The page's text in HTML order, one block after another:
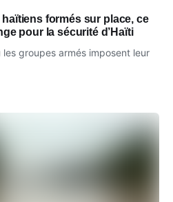
formés sur place, ce
pour la sécurité d’Haïti
groupes armés imposent leur